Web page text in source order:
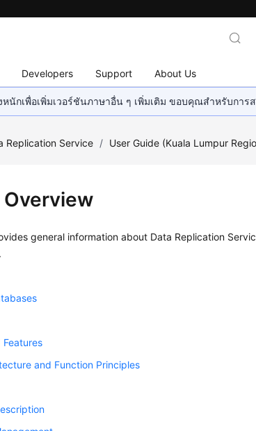
Developers Support About Us
นักเพื่อเพิ่มเวอร์ชันภาษาอื่น ๆ เพิ่มเติม ขอบคุณสำหรับการ
Replication Service / User Guide (Kuala Lumpur
general information about Data Replication
Features
and Function Principles